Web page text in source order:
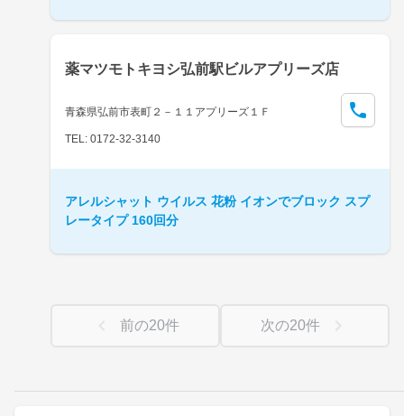
薬マツモトキヨシ弘前駅ビルアプリーズ店
青森県弘前市表町２－１１アプリーズ１Ｆ
TEL: 0172-32-3140
アレルシャット ウイルス 花粉 イオンでブロック スプ
レータイプ 160回分
前の20件 次の20件